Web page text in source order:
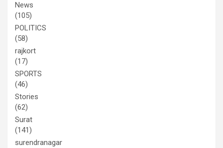
News
(105)
POLITICS
(58)
rajkort
(17)
SPORTS
(46)
Stories
(62)
Surat
(141)
surendranagar